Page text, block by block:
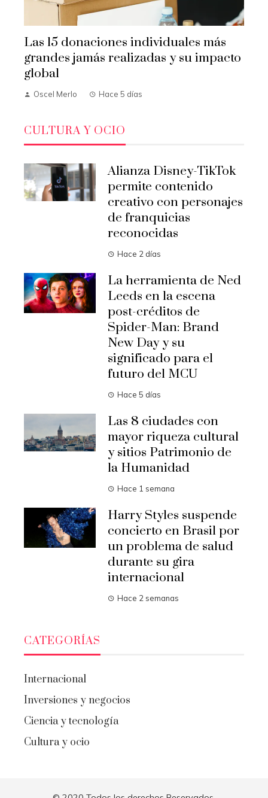
Las 15 donaciones individuales más
grandes jamás realizadas y su impacto
global
Oscel Merlo Hace 5 días
CULTURA Y OCIO
Alianza Disney-TikTok
permite contenido
creativo con personajes
de franquicias
reconocidas
Hace 2 días
La herramienta de Ned
Leeds en la escena
post-créditos de
Spider-Man: Brand
New Day y su
significado para el
futuro del MCU
Hace 5 días
Las 8 ciudades con
mayor riqueza cultural
y sitios Patrimonio de
la Humanidad
Hace 1 semana
Harry Styles suspende
concierto en Brasil por
un problema de salud
durante su gira
internacional
Hace 2 semanas
CATEGORÍAS
Internacional
Inversiones y negocios
Ciencia y tecnología
Cultura y ocio